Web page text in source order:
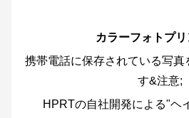
カラーフォトプ
携帯電話に保存されている写真
す&注意;
HPRTの自社開発による"ヘ